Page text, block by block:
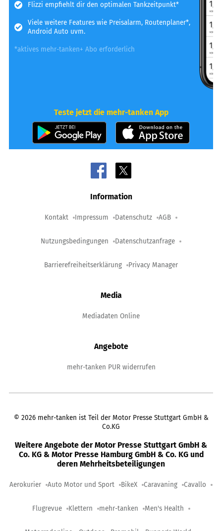
Flizzi empfiehlt dir den optimalen Tankzeitpunkt*
Viele weitere Features wie Preisalarm, Routenplaner*,
Android Auto uvm.
*aktives mehr-tanken+ Abo erforderlich
Teste jetzt die mehr-tanken App
Information
Kontakt Impressum Datenschutz AGB
Nutzungsbedingungen Datenschutzanfrage
Barrierefreiheitserklärung Privacy Manager
Media
Mediadaten Online
Angebote
mehr-tanken PUR widerrufen
© 2026 mehr-tanken ist Teil der Motor Presse Stuttgart GmbH &
Co.KG
Weitere Angebote der Motor Presse Stuttgart GmbH &
Co. KG & Motor Presse Hamburg GmbH & Co. KG und
deren Mehrheitsbeteiligungen
Aerokurier Auto Motor und Sport BikeX Caravaning Cavallo
Flugrevue Klettern mehr-tanken Men's Health